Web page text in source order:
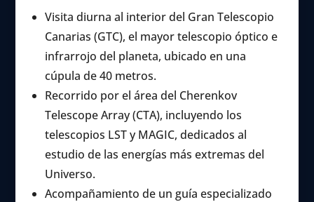
Visita diurna al interior del Gran Telescopio
Canarias (GTC), el mayor telescopio óptico e
infrarrojo del planeta, ubicado en una
cúpula de 40 metros.
Recorrido por el área del Cherenkov
Telescope Array (CTA), incluyendo los
telescopios LST y MAGIC, dedicados al
estudio de las energías más extremas del
Universo.
Acompañamiento de un guía especializado